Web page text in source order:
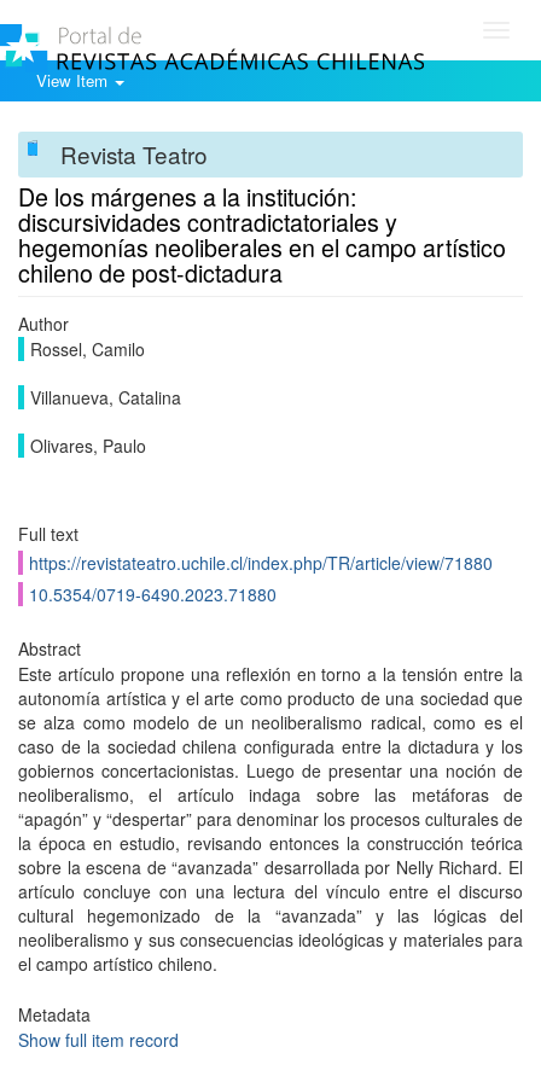
View Item
Revista Teatro
De los márgenes a la institución:
discursividades contradictatoriales y
hegemonías neoliberales en el campo artístico
chileno de post-dictadura
Author
Rossel, Camilo
Villanueva, Catalina
Olivares, Paulo
Full text
https://revistateatro.uchile.cl/index.php/TR/article/view/71880
10.5354/0719-6490.2023.71880
Abstract
Este artículo propone una reflexión en torno a la tensión entre la
autonomía artística y el arte como producto de una sociedad que
se alza como modelo de un neoliberalismo radical, como es el
caso de la sociedad chilena configurada entre la dictadura y los
gobiernos concertacionistas. Luego de presentar una noción de
neoliberalismo, el artículo indaga sobre las metáforas de
“apagón” y “despertar” para denominar los procesos culturales de
la época en estudio, revisando entonces la construcción teórica
sobre la escena de “avanzada” desarrollada por Nelly Richard. El
artículo concluye con una lectura del vínculo entre el discurso
cultural hegemonizado de la “avanzada” y las lógicas del
neoliberalismo y sus consecuencias ideológicas y materiales para
el campo artístico chileno.
Metadata
Show full item record